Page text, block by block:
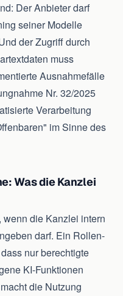
Der Anbieter darf
seiner Modelle
der Zugriff durch
muss
Ausnahmefälle
Nr. 32/2025
Verarbeitung
im Sinne des
Was die Kanzlei
wenn die Kanzlei intern
darf. Ein Rollen-
nur berechtigte
KI-Funktionen
die Nutzung